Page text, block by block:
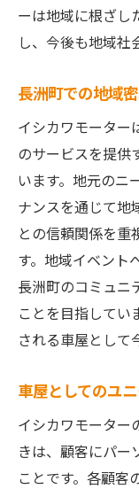
ーは地域に根ざし
し、今後も地域社
長洲町での地域
イシカワモーター
のサービスを提供
います。地元のニ
ナンスを通じて地
との信頼関係を重
す。地域イベント
長洲町のコミュニ
ことを目指してい
される車屋として
車屋としてのユ
イシカワモーター
きは、顧客にパー
ことです。各顧客